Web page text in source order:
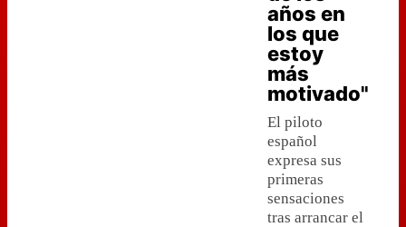
años en
los que
estoy
más
motivado"
El piloto
español
expresa sus
primeras
sensaciones
tras arrancar el